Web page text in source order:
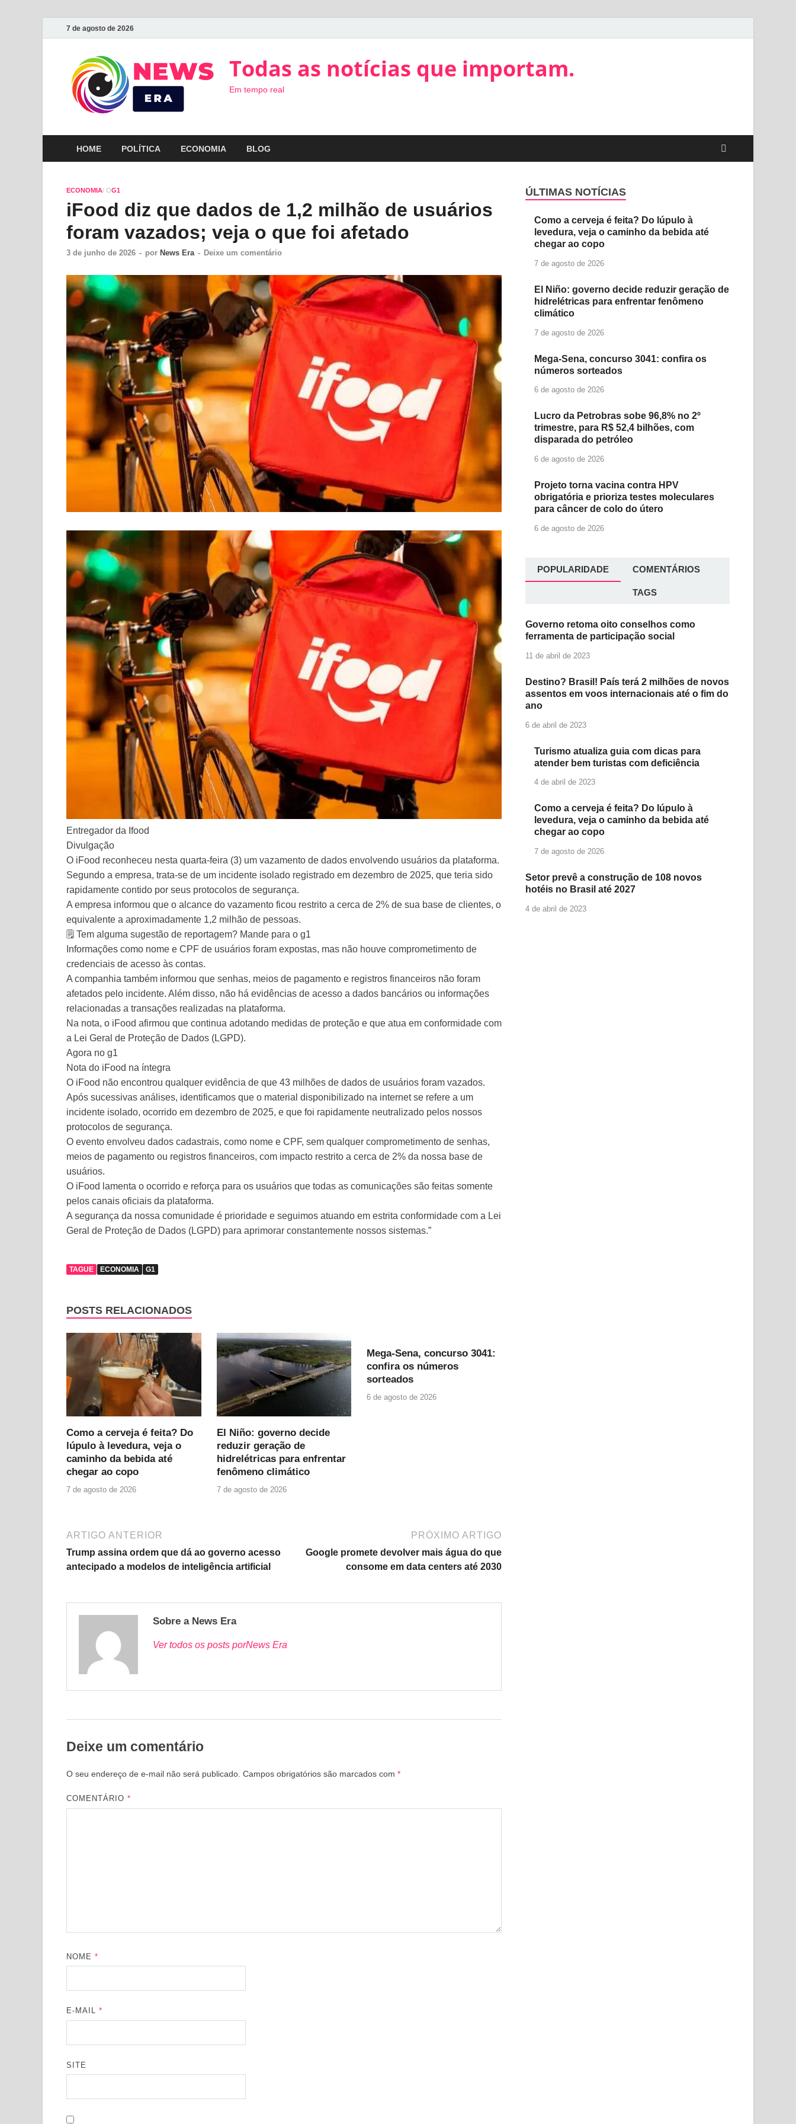
7 de agosto de 2026
Todas as notícias que importam.
Em tempo real
HOME POLÍTICA ECONOMIA BLOG
ECONOMIA/ OG1
iFood diz que dados de 1,2 milhão de usuários
foram vazados; veja o que foi afetado
3 de junho de 2026 - por News Era - Deixe um comentário
Entregador da Ifood
Divulgação
O iFood reconheceu nesta quarta-feira (3) um vazamento de dados envolvendo usuários da plataforma.
Segundo a empresa, trata-se de um incidente isolado registrado em dezembro de 2025, que teria sido
rapidamente contido por seus protocolos de segurança.
A empresa informou que o alcance do vazamento ficou restrito a cerca de 2% de sua base de clientes, o
equivalente a aproximadamente 1,2 milhão de pessoas.
🗒️ Tem alguma sugestão de reportagem? Mande para o g1
Informações como nome e CPF de usuários foram expostas, mas não houve comprometimento de
credenciais de acesso às contas.
A companhia também informou que senhas, meios de pagamento e registros financeiros não foram
afetados pelo incidente. Além disso, não há evidências de acesso a dados bancários ou informações
relacionadas a transações realizadas na plataforma.
Na nota, o iFood afirmou que continua adotando medidas de proteção e que atua em conformidade com
a Lei Geral de Proteção de Dados (LGPD).
Agora no g1
Nota do iFood na íntegra
O iFood não encontrou qualquer evidência de que 43 milhões de dados de usuários foram vazados.
Após sucessivas análises, identificamos que o material disponibilizado na internet se refere a um
incidente isolado, ocorrido em dezembro de 2025, e que foi rapidamente neutralizado pelos nossos
protocolos de segurança.
O evento envolveu dados cadastrais, como nome e CPF, sem qualquer comprometimento de senhas,
meios de pagamento ou registros financeiros, com impacto restrito a cerca de 2% da nossa base de
usuários.
O iFood lamenta o ocorrido e reforça para os usuários que todas as comunicações são feitas somente
pelos canais oficiais da plataforma.
A segurança da nossa comunidade é prioridade e seguimos atuando em estrita conformidade com a Lei
Geral de Proteção de Dados (LGPD) para aprimorar constantemente nossos sistemas.”
TAGUE ECONOMIA G1
POSTS RELACIONADOS
Como a cerveja é feita? Do
lúpulo à levedura, veja o
caminho da bebida até
chegar ao copo
7 de agosto de 2026
El Niño: governo decide
reduzir geração de
hidrelétricas para enfrentar
fenômeno climático
7 de agosto de 2026
Mega-Sena, concurso 3041:
confira os números
sorteados
6 de agosto de 2026
ARTIGO ANTERIOR
Trump assina ordem que dá ao governo acesso
antecipado a modelos de inteligência artificial
PRÓXIMO ARTIGO
Google promete devolver mais água do que
consome em data centers até 2030
Sobre a News Era
Ver todos os posts porNews Era
Deixe um comentário
O seu endereço de e-mail não será publicado. Campos obrigatórios são marcados com *
COMENTÁRIO*
NOME*
E-MAIL*
SITE
ÚLTIMAS NOTÍCIAS
Como a cerveja é feita? Do lúpulo à
levedura, veja o caminho da bebida até
chegar ao copo
7 de agosto de 2026
El Niño: governo decide reduzir geração de
hidrelétricas para enfrentar fenômeno
climático
7 de agosto de 2026
Mega-Sena, concurso 3041: confira os
números sorteados
6 de agosto de 2026
Lucro da Petrobras sobe 96,8% no 2º
trimestre, para R$ 52,4 bilhões, com
disparada do petróleo
6 de agosto de 2026
Projeto torna vacina contra HPV
obrigatória e prioriza testes moleculares
para câncer de colo do útero
6 de agosto de 2026
POPULARIDADE COMENTÁRIOS
TAGS
Governo retoma oito conselhos como
ferramenta de participação social
11 de abril de 2023
Destino? Brasil! País terá 2 milhões de novos
assentos em voos internacionais até o fim do
ano
6 de abril de 2023
Turismo atualiza guia com dicas para
atender bem turistas com deficiência
4 de abril de 2023
Como a cerveja é feita? Do lúpulo à
levedura, veja o caminho da bebida até
chegar ao copo
7 de agosto de 2026
Setor prevê a construção de 108 novos
hotéis no Brasil até 2027
4 de abril de 2023